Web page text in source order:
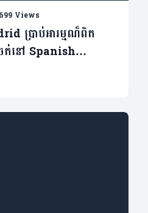
699 Views
ប្រាប់អារម្មណ៏ពិត
ត់នៅ Spanish
)